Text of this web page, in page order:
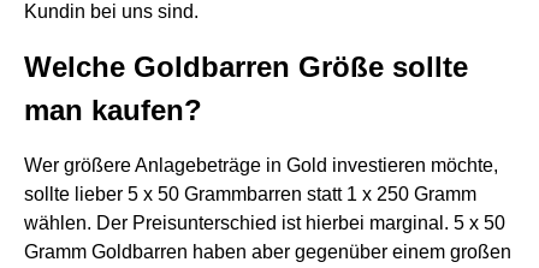
Kundin bei uns sind.
Welche Goldbarren Größe sollte
man kaufen?
Wer größere Anlagebeträge in Gold investieren möchte,
sollte lieber 5 x 50 Grammbarren statt 1 x 250 Gramm
wählen. Der Preisunterschied ist hierbei marginal. 5 x 50
Gramm Goldbarren haben aber gegenüber einem großen